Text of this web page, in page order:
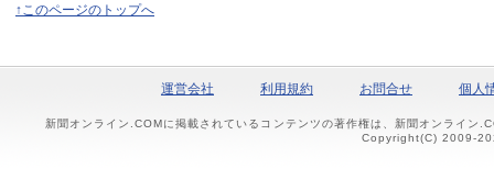
↑このページのトップへ
運営会社 利用規約 お問合せ 個人
新聞オンライン.COMに掲載されているコンテンツの著作権は、新聞オンライン
Copyright(C) 2009-